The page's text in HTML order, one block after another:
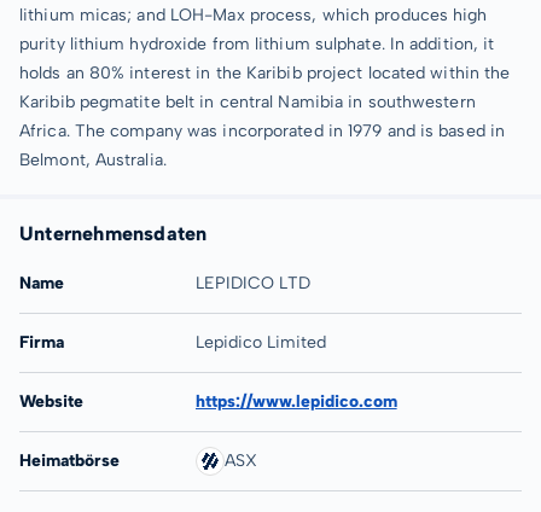
lithium micas; and LOH-Max process, which produces high
purity lithium hydroxide from lithium sulphate. In addition, it
holds an 80% interest in the Karibib project located within the
Karibib pegmatite belt in central Namibia in southwestern
Africa. The company was incorporated in 1979 and is based in
Belmont, Australia.
Unternehmensdaten
Name LEPIDICO LTD
Firma Lepidico Limited
Website https://www.lepidico.com
Heimatbörse ASX